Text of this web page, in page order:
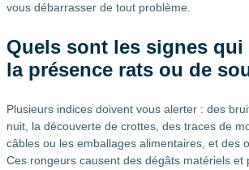
vous débarrasser de tout problème.
Quels sont les signes
la présence rats ou de
Plusieurs indices doivent vous alerter : des
nuit, la découverte de crottes, des traces de
câbles ou les emballages alimentaires, et des
Ces rongeurs causent des dégâts matériels et